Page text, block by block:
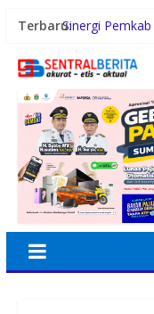
Terbaru:Sinergi
Pintar 2026
Gubernur
Kelapa di Nias
Lomba Foto
Syaratnya
Warga dan
Gubernur
Utara